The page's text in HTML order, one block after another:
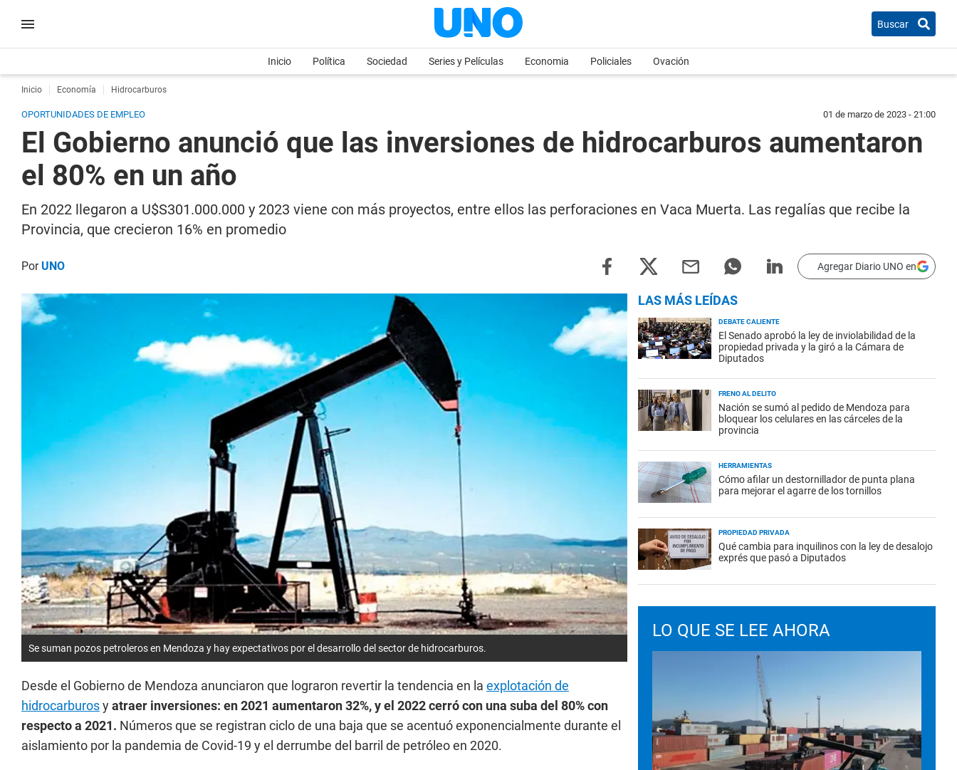
Buscar
Inicio Política Sociedad Series y Películas Economia Policiales Ovación
Inicio Economía Hidrocarburos
OPORTUNIDADES DE EMPLEO 01 de marzo de 2023 - 21:00
El Gobierno anunció que las inversiones de hidrocarburos aumentaron
el 80% en un año
En 2022 llegaron a U$S301.000.000 y 2023 viene con más proyectos, entre ellos las perforaciones en Vaca Muerta. Las regalías que recibe la
Provincia, que crecieron 16% en promedio
PorUNO Agregar Diario UNO en
Se suman pozos petroleros en Mendoza y hay expectativos por el desarrollo del sector de hidrocarburos.
Desde el Gobierno de Mendoza anunciaron que lograron revertir la tendencia en la explotación de
hidrocarburosyatraer inversiones: en 2021 aumentaron 32%, y el 2022 cerró con una suba del 80% con
respecto a 2021. Números que se registran ciclo de una baja que se acentuó exponencialmente durante el
aislamiento por la pandemia de Covid-19 y el derrumbe del barril de petróleo en 2020.
LAS MÁS LEÍDAS
DEBATE CALIENTE
El Senado aprobó la ley de inviolabilidad de la
propiedad privada y la giró a la Cámara de
Diputados
FRENO AL DELITO
Nación se sumó al pedido de Mendoza para
bloquear los celulares en las cárceles de la
provincia
HERRAMIENTAS
Cómo afilar un destornillador de punta plana
para mejorar el agarre de los tornillos
PROPIEDAD PRIVADA
Qué cambia para inquilinos con la ley de desalojo
exprés que pasó a Diputados
LO QUE SE LEE AHORA